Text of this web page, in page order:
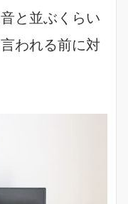
と並ぶくらい
われる前に対